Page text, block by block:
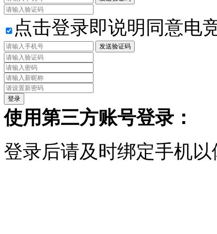
点击登录即说明同意电
发送验证码
使用第三方账号登录：
登录后请及时绑定手机